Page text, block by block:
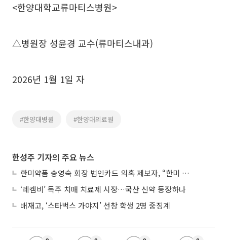
<한양대학교류마티스병원>
△병원장 성윤경 교수(류마티스내과)
2026년 1월 1일 자
#한양대병원 #한양대의료원
한성주 기자의 주요 뉴스
한미약품 송영숙 회장 법인카드 의혹 제보자, “한미 잘 되기 바라는 마음”
‘레켐비’ 독주 치매 치료제 시장…국산 신약 등장하나
배재고, ‘스타벅스 가야지’ 선창 학생 2명 중징계